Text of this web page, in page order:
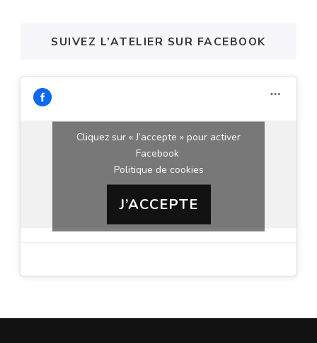
SUIVEZ L’ATELIER SUR FACEBOOK
Cliquez sur « J’accepte » pour activer
Facebook
Politique de cookies
J’ACCEPTE